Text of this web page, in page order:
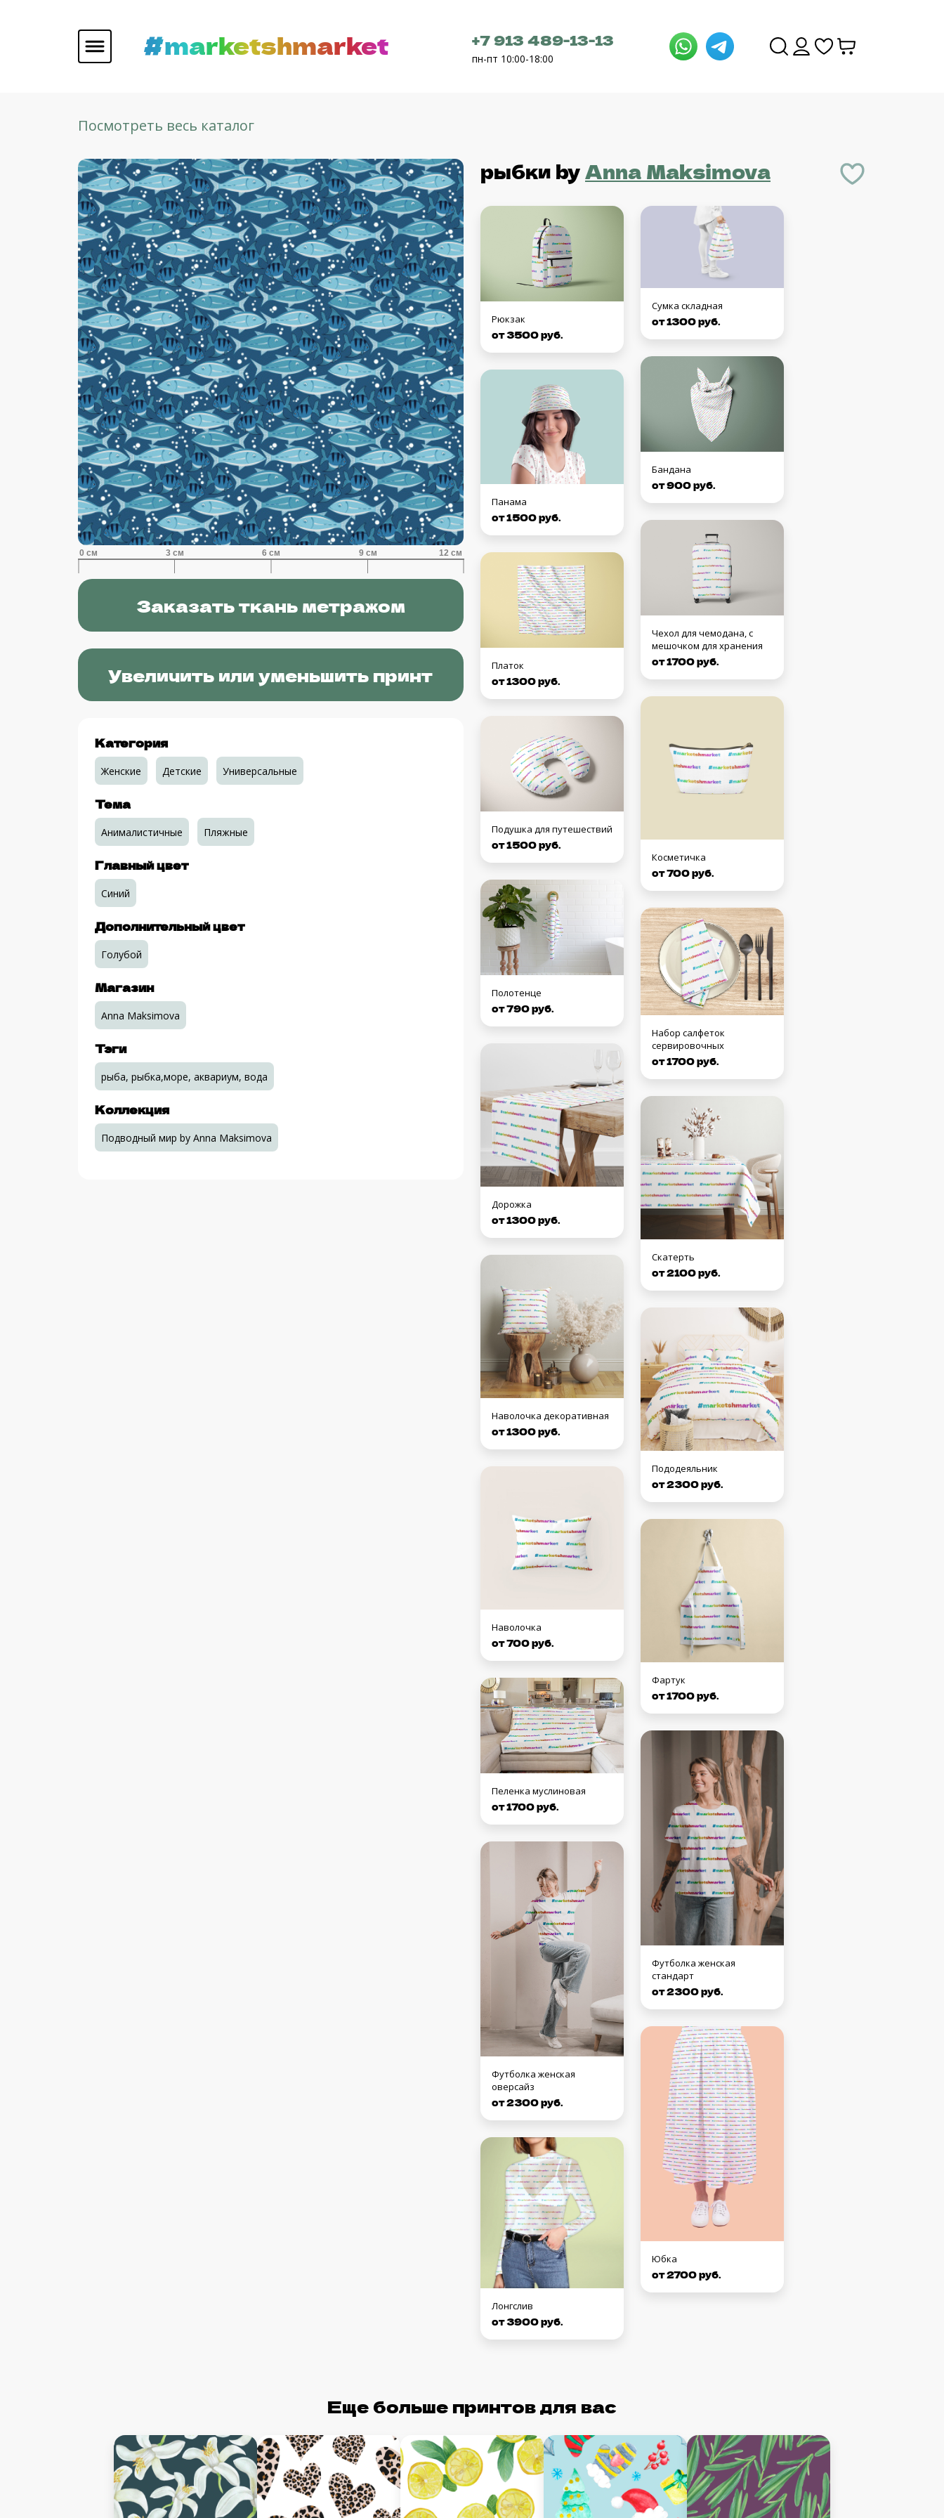
#marketshmarket +7 913 489-13-13
пн-пт 10:00-18:00
Посмотреть весь каталог
рыбки byAnna Maksimova
Рюкзак
от 3500 руб.
Панама
от 1500 руб.
Платок
от 1300 руб.
Подушка для путешествий
от 1500 руб.
Полотенце
от 790 руб.
Дорожка
от 1300 руб.
Наволочка декоративная
от 1300 руб.
Наволочка
от 700 руб.
Пеленка муслиновая
от 1700 руб.
Футболка женская
оверсайз
от 2300 руб.
Лонгслив
от 3900 руб.
Сумка складная
от 1300 руб.
Бандана
от 900 руб.
Чехол для чемодана, с
мешочком для хранения
от 1700 руб.
Косметичка
от 700 руб.
Набор салфеток
сервировочных
от 1700 руб.
Скатерть
от 2100 руб.
Пододеяльник
от 2300 руб.
Фартук
от 1700 руб.
Футболка женская
стандарт
от 2300 руб.
Юбка
от 2700 руб.
Заказать ткань метражом
Увеличить или уменьшить принт
Категория
Женские Детские Универсальные
Тема
Анималистичные Пляжные
Главный цвет
Синий
Дополнительный цвет
Голубой
Магазин
Anna Maksimova
Тэги
рыба, рыбка,море, аквариум, вода
Коллекция
Подводный мир by Anna Maksimova
Еще больше принтов для вас